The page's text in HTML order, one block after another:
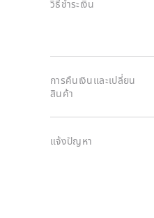
วิธีชำระเงิน
การคืนเงินและเปลี่ยน
สินค้า
แจ้งปัญหา